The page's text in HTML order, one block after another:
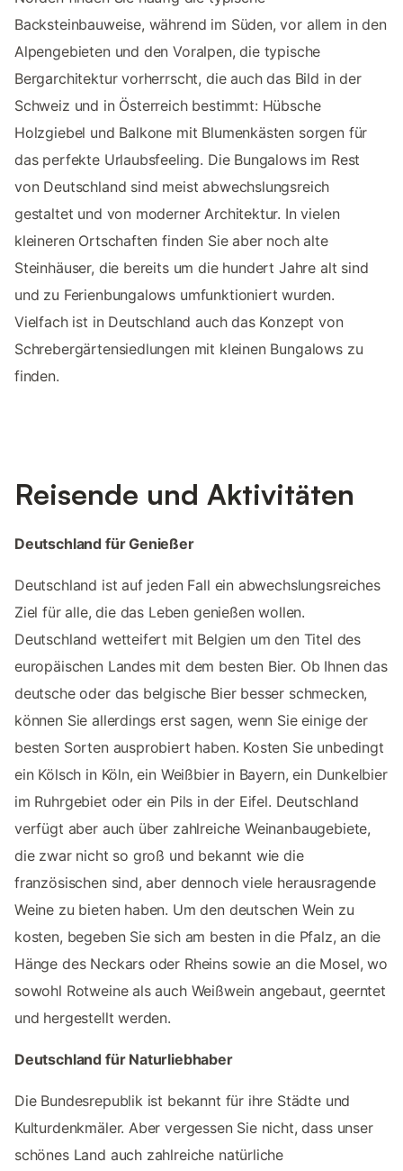
Backsteinbauweise, während im Süden, vor allem in den
Alpengebieten und den Voralpen, die typische
Bergarchitektur vorherrscht, die auch das Bild in der
Schweiz und in Österreich bestimmt: Hübsche
Holzgiebel und Balkone mit Blumenkästen sorgen für
das perfekte Urlaubsfeeling. Die Bungalows im Rest
von Deutschland sind meist abwechslungsreich
gestaltet und von moderner Architektur. In vielen
kleineren Ortschaften finden Sie aber noch alte
Steinhäuser, die bereits um die hundert Jahre alt sind
und zu Ferienbungalows umfunktioniert wurden.
Vielfach ist in Deutschland auch das Konzept von
Schrebergärtensiedlungen mit kleinen Bungalows zu
finden.
Reisende und Aktivitäten
Deutschland für Genießer
Deutschland ist auf jeden Fall ein abwechslungsreiches
Ziel für alle, die das Leben genießen wollen.
Deutschland wetteifert mit Belgien um den Titel des
europäischen Landes mit dem besten Bier. Ob Ihnen das
deutsche oder das belgische Bier besser schmecken,
können Sie allerdings erst sagen, wenn Sie einige der
besten Sorten ausprobiert haben. Kosten Sie unbedingt
ein Kölsch in Köln, ein Weißbier in Bayern, ein Dunkelbier
im Ruhrgebiet oder ein Pils in der Eifel. Deutschland
verfügt aber auch über zahlreiche Weinanbaugebiete,
die zwar nicht so groß und bekannt wie die
französischen sind, aber dennoch viele herausragende
Weine zu bieten haben. Um den deutschen Wein zu
kosten, begeben Sie sich am besten in die Pfalz, an die
Hänge des Neckars oder Rheins sowie an die Mosel, wo
sowohl Rotweine als auch Weißwein angebaut, geerntet
und hergestellt werden.
Deutschland für Naturliebhaber
Die Bundesrepublik ist bekannt für ihre Städte und
Kulturdenkmäler. Aber vergessen Sie nicht, dass unser
schönes Land auch zahlreiche natürliche